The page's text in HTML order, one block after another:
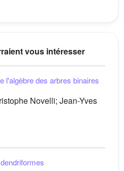
vous intéresser
l'algèbre des arbres binaires
Novelli; Jean-Yves